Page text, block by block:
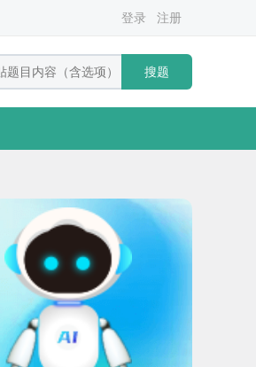
登录 注册
搜题